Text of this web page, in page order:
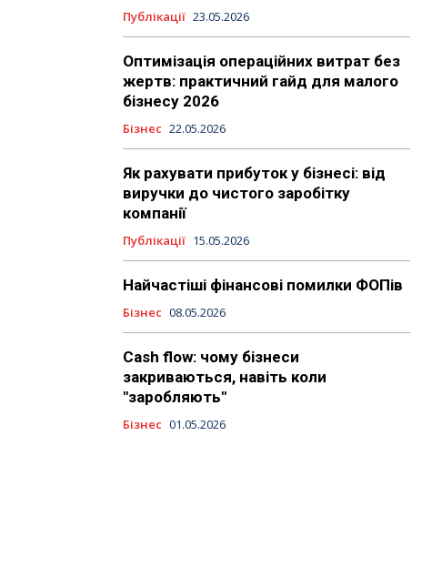
Публікації 23.05.2026
Оптимізація операційних витрат без
жертв: практичний гайд для малого
бізнесу 2026
Бізнес 22.05.2026
Як рахувати прибуток у бізнесі: від
виручки до чистого заробітку
компанії
Публікації 15.05.2026
Найчастіші фінансові помилки ФОПів
Бізнес 08.05.2026
Cash flow: чому бізнеси
закриваються, навіть коли
"заробляють"
Бізнес 01.05.2026